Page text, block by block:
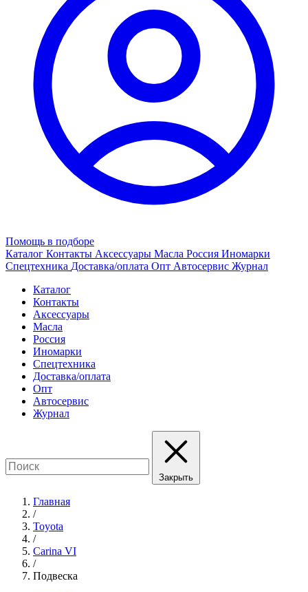
Помощь в подборе
Каталог Контакты Аксессуары Масла Россия Иномарки
Спецтехника Доставка/оплата Опт Автосервис Журнал
Каталог
Контакты
Аксессуары
Масла
Россия
Иномарки
Спецтехника
Доставка/оплата
Опт
Автосервис
Журнал
Закрыть
Главная
/
Toyota
/
Carina VI
/
Подвеска